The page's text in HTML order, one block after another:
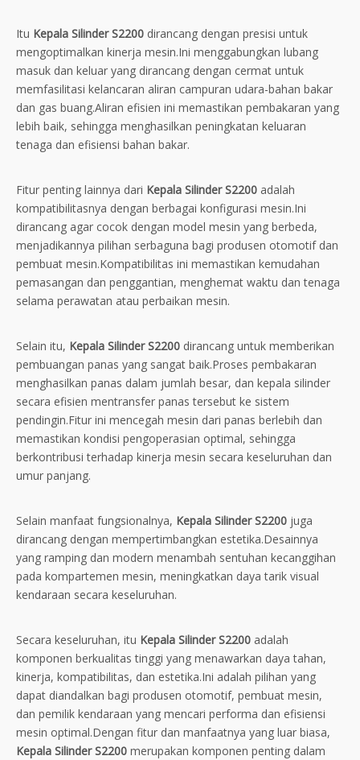
Itu Kepala Silinder S2200 dirancang dengan presisi untuk
mengoptimalkan kinerja mesin.Ini menggabungkan lubang
masuk dan keluar yang dirancang dengan cermat untuk
memfasilitasi kelancaran aliran campuran udara-bahan bakar
dan gas buang.Aliran efisien ini memastikan pembakaran yang
lebih baik, sehingga menghasilkan peningkatan keluaran
tenaga dan efisiensi bahan bakar.
Fitur penting lainnya dari Kepala Silinder S2200 adalah
kompatibilitasnya dengan berbagai konfigurasi mesin.Ini
dirancang agar cocok dengan model mesin yang berbeda,
menjadikannya pilihan serbaguna bagi produsen otomotif dan
pembuat mesin.Kompatibilitas ini memastikan kemudahan
pemasangan dan penggantian, menghemat waktu dan tenaga
selama perawatan atau perbaikan mesin.
Selain itu, Kepala Silinder S2200 dirancang untuk memberikan
pembuangan panas yang sangat baik.Proses pembakaran
menghasilkan panas dalam jumlah besar, dan kepala silinder
secara efisien mentransfer panas tersebut ke sistem
pendingin.Fitur ini mencegah mesin dari panas berlebih dan
memastikan kondisi pengoperasian optimal, sehingga
berkontribusi terhadap kinerja mesin secara keseluruhan dan
umur panjang.
Selain manfaat fungsionalnya, Kepala Silinder S2200 juga
dirancang dengan mempertimbangkan estetika.Desainnya
yang ramping dan modern menambah sentuhan kecanggihan
pada kompartemen mesin, meningkatkan daya tarik visual
kendaraan secara keseluruhan.
Secara keseluruhan, itu Kepala Silinder S2200 adalah
komponen berkualitas tinggi yang menawarkan daya tahan,
kinerja, kompatibilitas, dan estetika.Ini adalah pilihan yang
dapat diandalkan bagi produsen otomotif, pembuat mesin,
dan pemilik kendaraan yang mencari performa dan efisiensi
mesin optimal.Dengan fitur dan manfaatnya yang luar biasa,
Kepala Silinder S2200 merupakan komponen penting dalam